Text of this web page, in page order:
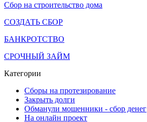
Сбор на строительство дома
СОЗДАТЬ СБОР
БАНКРОТСТВО
СРОЧНЫЙ ЗАЙМ
Категории
Сборы на протезирование
Закрыть долги
Обманули мошенники - сбор денег
На онлайн проект